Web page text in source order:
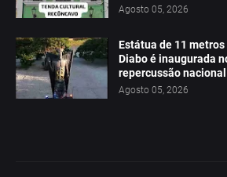
Agosto 05, 2026
Estátua de 11
Diabo é inaugurada
repercussão nacional
Agosto 05, 2026